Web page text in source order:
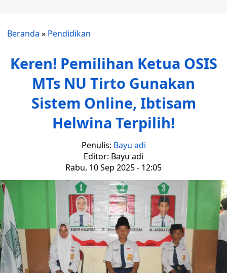
Beranda » Pendidikan
Keren! Pemilihan Ketua OSIS
MTs NU Tirto Gunakan
Sistem Online, Ibtisam
Helwina Terpilih!
Penulis: Bayu adi
Editor: Bayu adi
Rabu, 10 Sep 2025 - 12:05